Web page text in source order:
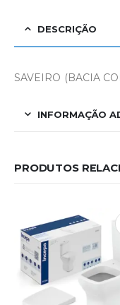
DESCRIÇÃO
SAVEIRO (BACIA
INFORMAÇÃO
PRODUTOS